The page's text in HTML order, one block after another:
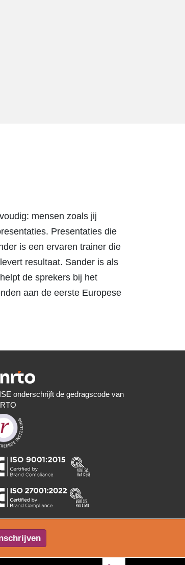
mensen zoals jij
Presentaties die
is een ervaren trainer die
resultaat. Sander is als
de sprekers bij het
aan de eerste Europese
onderschrijft de gedragscode van